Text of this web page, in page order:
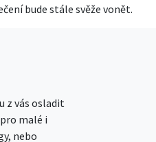
bude stále svěže vonět.
z vás osladit
malé i
nebo